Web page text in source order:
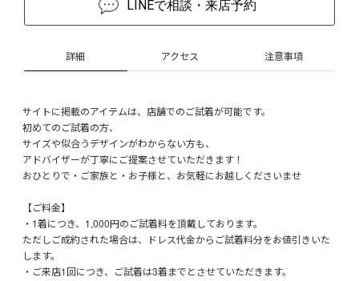
LINEで相談・来店予約
詳細 アクセス 注意事項
サイトに掲載のアイテムは、店舗でのご試着が可能です。
初めてのご試着の方、
サイズや似合うデザインがわからない方も、
アドバイザーが丁寧にご提案させていただきます！
おひとりで・ご家族と・お子様と、お気軽にお越しくださいませ
【ご料金】
・1着につき、1,000円のご試着料を頂戴しております。
ただしご成約された場合は、ドレス代金からご試着料分をお値引きいた
します。
・ご来店1回につき、ご試着は3着までとさせていただきます。